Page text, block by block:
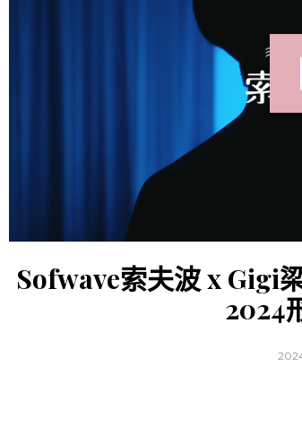
Sofwave索夫波 x Gigi
2024